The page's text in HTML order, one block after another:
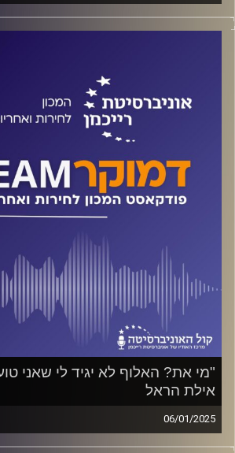
פודקאסט המכון לחירות ואחריות
החברתיות? על כל אלה ועוד ישוחח ד"ר
אלון צויזנר.
המכון לחירות ואחריות
"מי את? האלוף לא יגיד לי שאני
אילת הראל
06/01/2025
פודקאסט המכון לחירות ואחריות